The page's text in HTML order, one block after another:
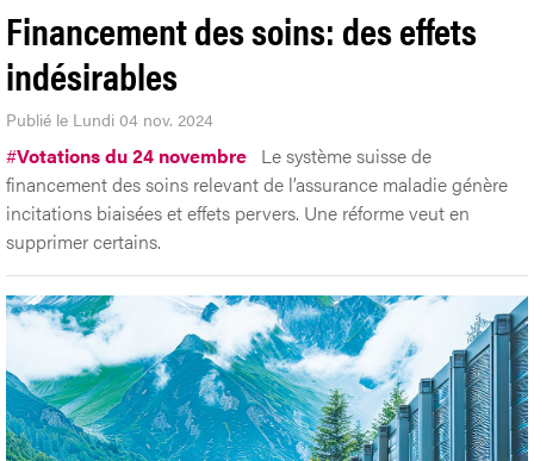
Financement des soins: des effets
indésirables
Publié le Lundi 04 nov. 2024
#Votations du 24 novembre Le système suisse de
financement des soins relevant de l’assurance maladie génère
incitations biaisées et effets pervers. Une réforme veut en
supprimer certains.